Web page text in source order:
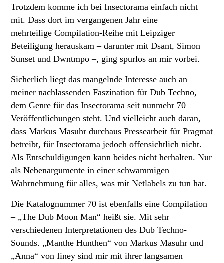
Trotzdem komme ich bei Insectorama einfach nicht
mit. Dass dort im vergangenen Jahr eine
mehrteilige Compilation-Reihe mit Leipziger
Beteiligung herauskam – darunter mit Dsant, Simon
Sunset und Dwntmpo –, ging spurlos an mir vorbei.
Sicherlich liegt das mangelnde Interesse auch an
meiner nachlassenden Faszination für Dub Techno,
dem Genre für das Insectorama seit nunmehr 70
Veröffentlichungen steht. Und vielleicht auch daran,
dass Markus Masuhr durchaus Pressearbeit für Pragmat
betreibt, für Insectorama jedoch offensichtlich nicht.
Als Entschuldigungen kann beides nicht herhalten. Nur
als Nebenargumente in einer schwammigen
Wahrnehmung für alles, was mit Netlabels zu tun hat.
Die Katalognummer 70 ist ebenfalls eine Compilation
– „The Dub Moon Man“ heißt sie. Mit sehr
verschiedenen Interpretationen des Dub Techno-
Sounds. „Manthe Hunthen“ von Markus Masuhr und
„Anna“ von Iiney sind mir mit ihrer langsamen